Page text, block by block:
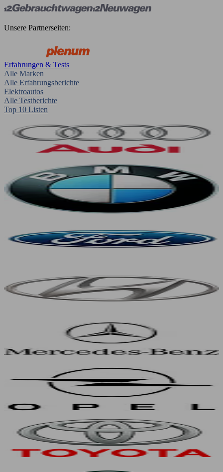
Unsere Partnerseiten:
Erfahrungen & Tests
Alle Marken
Alle Erfahrungsberichte
Elektroautos
Alle Testberichte
Top 10 Listen